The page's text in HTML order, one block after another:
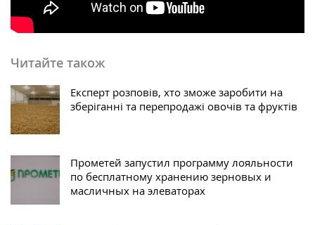
Читайте також
Експерт розповів, хто зможе заробити на
зберіганні та перепродажі овочів та фруктів
Прометей запустил программу лояльности
по бесплатному хранению зерновых и
масличных на элеваторах